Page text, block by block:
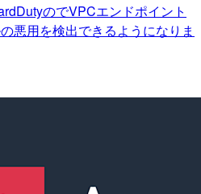
のでVPCエンドポイント
悪用を検出できるようになりま